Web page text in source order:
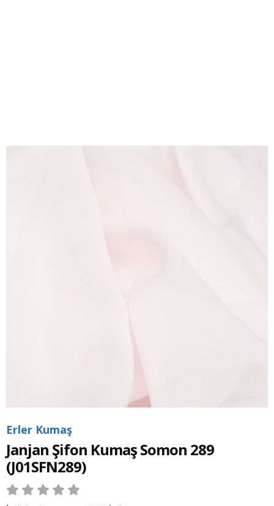
Erler Kumaş
Janjan Şifon Kumaş Somon 289
(J01SFN289)